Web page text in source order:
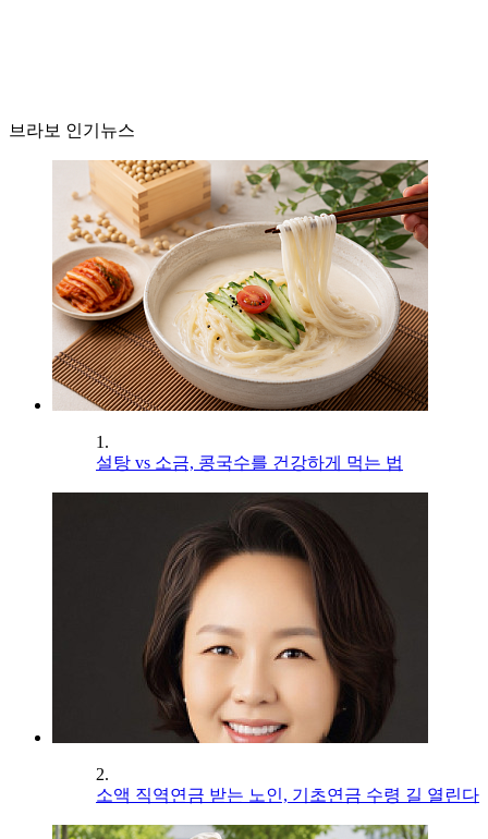
브라보 인기뉴스
1.
설탕 vs 소금, 콩국수를 건강하게 먹는 법
2.
소액 직역연금 받는 노인, 기초연금 수령 길 열린다